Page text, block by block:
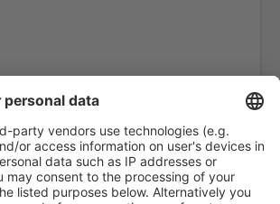
(IXU)
Intl Airport (CJB)
(CDP)